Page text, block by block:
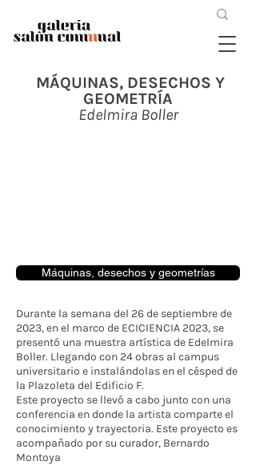
MÁQUINAS, DESECHOS Y
GEOMETRÍA
Edelmira Boller
Máquinas, desechos y geometrías
Durante la semana del 26 de septiembre de
2023, en el marco de ECICIENCIA 2023, se
presentó una muestra artística de Edelmira
Boller. Llegando con 24 obras al campus
universitario e instalándolas en el césped de
la Plazoleta del Edificio F.
Este proyecto se llevó a cabo junto con una
conferencia en donde la artista comparte el
conocimiento y trayectoria. Este proyecto es
acompañado por su curador, Bernardo
Montoya